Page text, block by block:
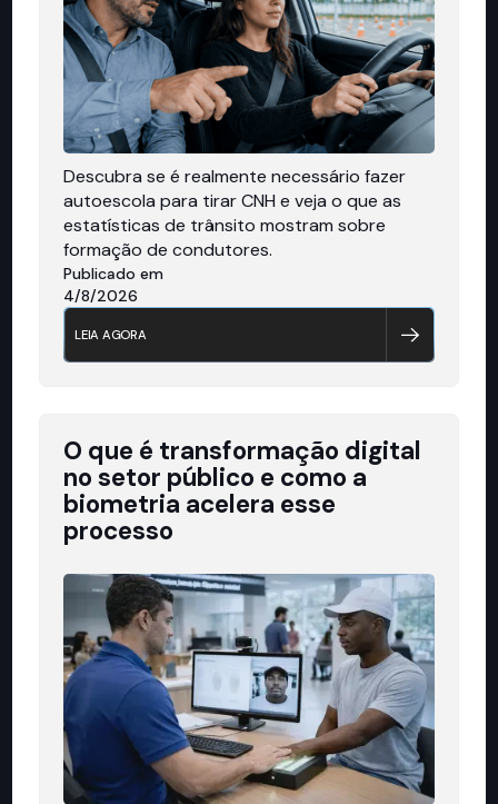
Descubra se é realmente necessário fazer
autoescola para tirar CNH e veja o que as
estatísticas de trânsito mostram sobre
formação de condutores.
Publicado em
4/8/2026
LEIA AGORA
O que é transformação digital
no setor público e como a
biometria acelera esse
processo